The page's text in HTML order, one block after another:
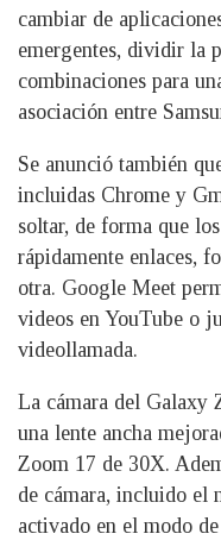
cambiar de
emergentes, dividir la
combinaciones para
asociación entre
Se anunció también
incluidas Chrome y
soltar, de forma que
rápidamente enlaces,
otra. Google Meet
videos en YouTube o
videollamada.
La cámara del Galaxy
una lente ancha
Zoom 17 de 30X.
de cámara, incluido el
activado en el modo